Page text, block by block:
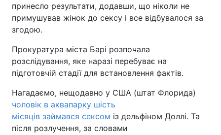
принесло результати, додавши, що ніколи не
примушував жінок до сексу і все відбувалося за
згодою.
Прокуратура міста Барі розпочала
розслідування, яке наразі перебуває на
підготовчій стадії для встановлення фактів.
Нагадаємо, нещодавно у США (штат Флорида)
чоловік в аквапарку шість
місяців займався сексом із дельфіном Доллі. Та
після розлучення, за словами